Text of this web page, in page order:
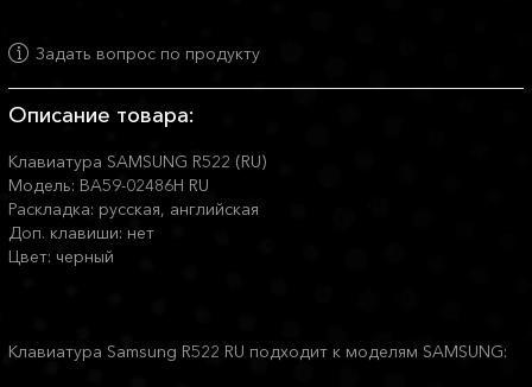
Задать вопрос по продукту
Описание товара:
Клавиатура SAMSUNG R522 (RU)
Модель: BA59-02486H RU
Раскладка: русская, английская
Доп. клавиши: нет
Цвет: черный
Клавиатура Samsung R522 RU подходит к моделям SAMSUNG: